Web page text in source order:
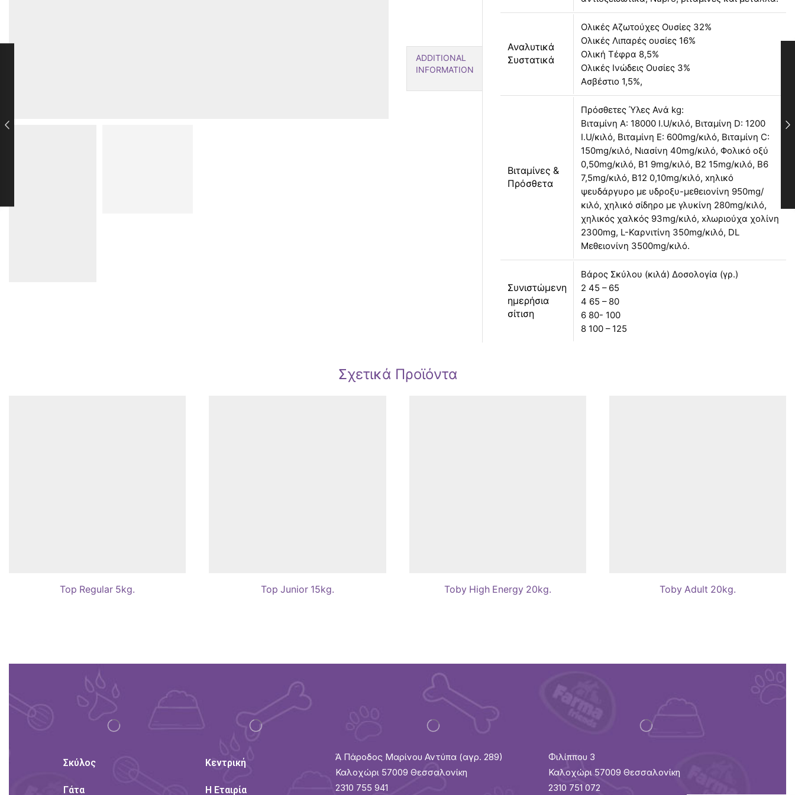
ADDITIONAL
INFORMATION
Αναλυτικά
Συστατικά
Ολικές Αζωτούχες Ουσίες 32%
Ολικές Λιπαρές ουσίες 16%
Ολική Τέφρα 8,5%
Ολικές Ινώδεις Ουσίες 3%
Ασβέστιο 1,5%,
Βιταμίνες &
Πρόσθετα
Πρόσθετες Ύλες Ανά kg:
Βιταμίνη A: 18000 I.U/κιλό, Βιταμίνη D: 1200
I.U/κιλό, Βιταμίνη E: 600mg/κιλό, Βιταμίνη C:
150mg/κιλό, Νιασίνη 40mg/κιλό, Φολικό οξύ
0,50mg/κιλό, Β1 9mg/κιλό, Β2 15mg/κιλό, Β6
7,5mg/κιλό, Β12 0,10mg/κιλό, xηλικό
ψευδάργυρο με υδροξυ-μεθειονίνη 950mg/
κιλό, χηλικό σίδηρο με γλυκίνη 280mg/κιλό,
χηλικός χαλκός 93mg/κιλό, xλωριούχα χολίνη
2300mg, L-Καρνιτίνη 350mg/κιλό, DL
Μεθειονίνη 3500mg/κιλό.
Συνιστώμενη
ημερήσια
σίτιση
Βάρος Σκύλου (κιλά) Δοσολογία (γρ.)
2 45 – 65
4 65 – 80
6 80- 100
8 100 – 125
Σχετικά Προϊόντα
Top Regular 5kg. Top Junior 15kg. Toby High Energy 20kg. Toby Adult 20kg.
Σκύλος
Γάτα
Κεντρική
Η Εταιρία
Ά Πάροδος Μαρίνου Αντύπα (αγρ. 289)
Καλοχώρι 57009 Θεσσαλονίκη
2310 755 941
Φιλίππου 3
Καλοχώρι 57009 Θεσσαλονίκη
2310 751 072